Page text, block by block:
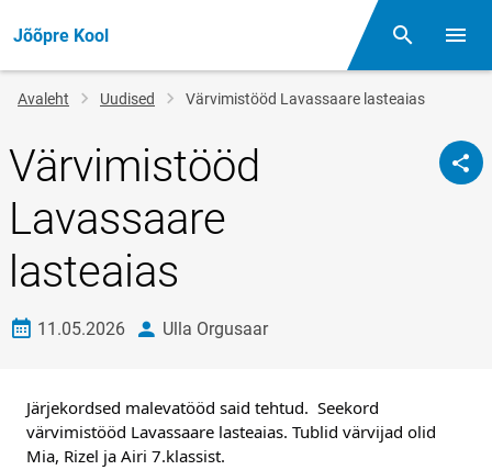
Jõõpre Kool Otsing
Jälglink
Avaleht Uudised Värvimistööd Lavassaare lasteaias
Värvimistööd
Lavassaare
lasteaias
Loomise kuupäev
11.05.2026 autorUlla Orgusaar
Järjekordsed malevatööd said tehtud.  Seekord
värvimistööd Lavassaare lasteaias. Tublid värvijad olid
Mia, Rizel ja Airi 7.klassist.